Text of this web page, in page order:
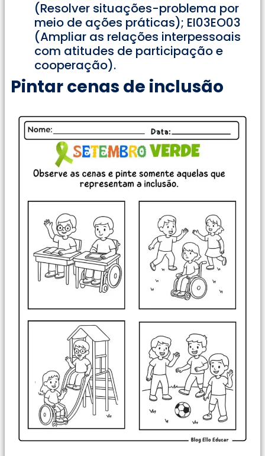
(Resolver situações-problema por
meio de ações práticas); EI03EO03
(Ampliar as relações interpessoais
com atitudes de participação e
cooperação).
Pintar cenas de inclusão